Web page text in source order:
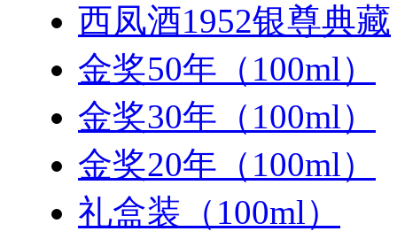
西凤酒1952银尊典藏
金奖50年（100ml）
金奖30年（100ml）
金奖20年（100ml）
礼盒装（100ml）